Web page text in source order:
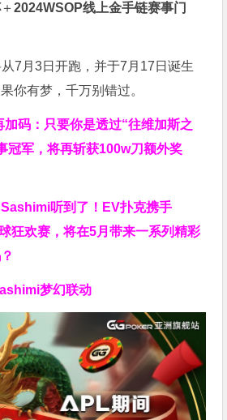
＋2024WSOP线上金手链赛事门
7月3日开跑，并于7月17日诞生
你有梦，千万别错过。
加码：只要你是透过“往维加斯之
冠军，将再斩获100w刀额外奖
听到了！EV扑克携手
狂欢赛，将在5月带来一系列精彩
梦幻联动